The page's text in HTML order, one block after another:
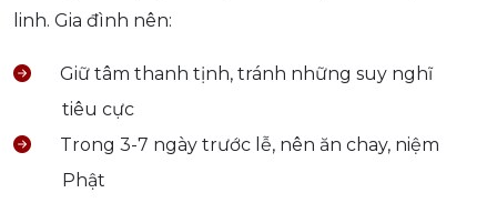
linh. Gia đình nên:
Giữ tâm thanh tịnh, tránh những suy nghĩ
tiêu cực
Trong 3-7 ngày trước lễ, nên ăn chay, niệm
Phật